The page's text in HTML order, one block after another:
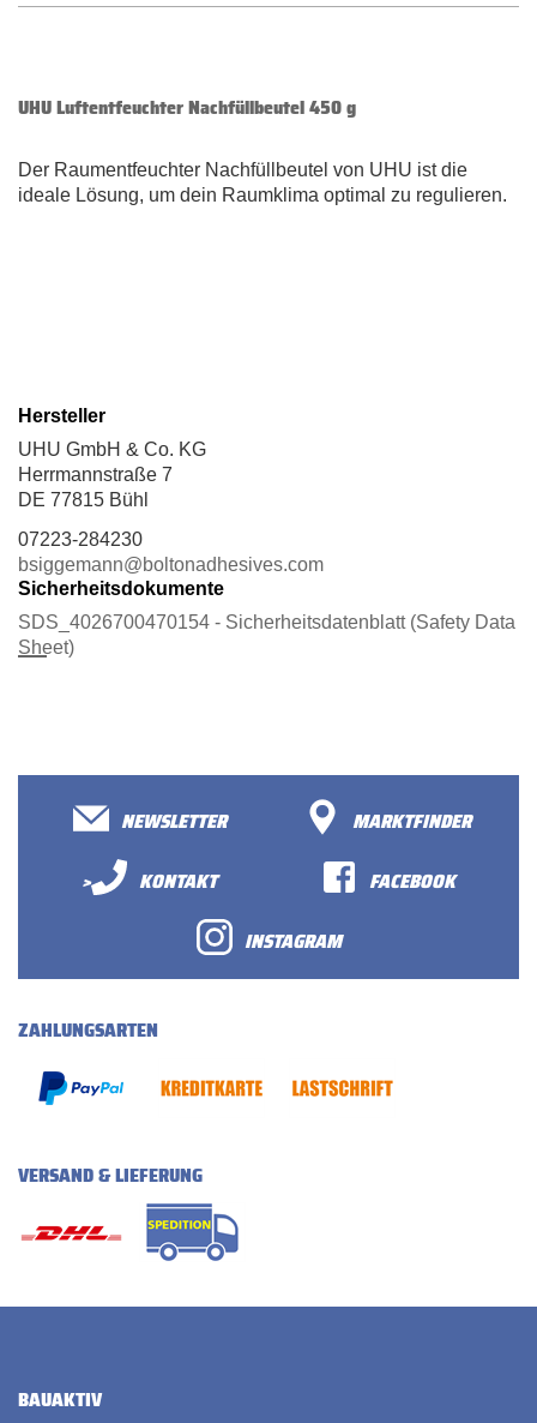
UHU Luftentfeuchter Nachfüllbeutel 450 g
Der Raumentfeuchter Nachfüllbeutel von UHU ist die
ideale Lösung, um dein Raumklima optimal zu regulieren.
Hersteller
UHU GmbH & Co. KG
Herrmannstraße 7
DE 77815 Bühl
07223-284230
bsiggemann@boltonadhesives.com
Sicherheitsdokumente
SDS_4026700470154 - Sicherheitsdatenblatt (Safety Data
Sheet)
NEWSLETTER
MARKTFINDER
>
KONTAKT
FACEBOOK
INSTAGRAM
ZAHLUNGSARTEN
VERSAND & LIEFERUNG
BAUAKTIV